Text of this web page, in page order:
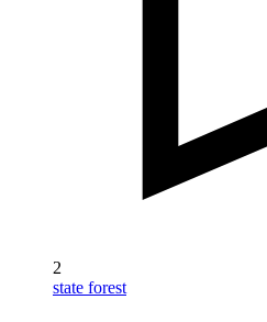
2
state forest